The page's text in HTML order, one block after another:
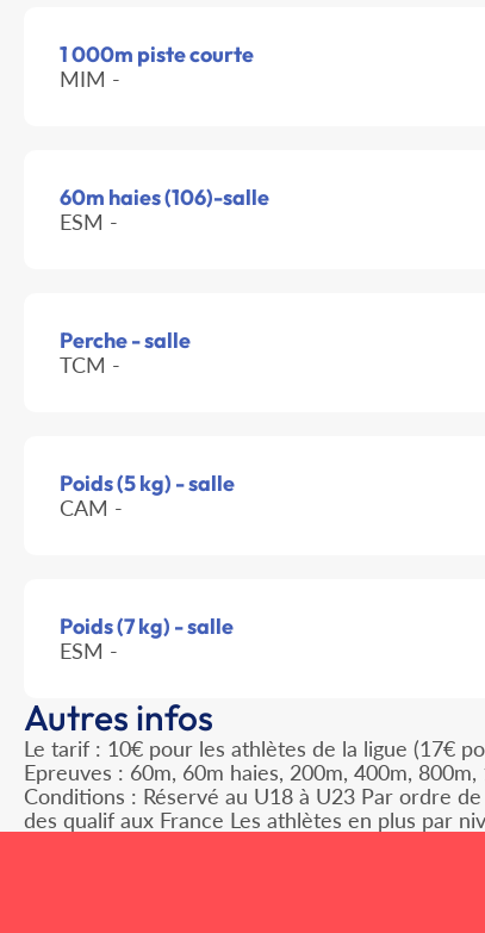
1 000m piste courte
MIM -
60m haies (106)-salle
ESM -
Perche - salle
TCM -
Poids (5 kg) - salle
CAM -
Poids (7 kg) - salle
ESM -
Autres infos
Le tarif : 10€ pour les athlètes de la ligue (17€
Epreuves : 60m, 60m haies, 200m, 400m,
Conditions : Réservé au U18 à U23 Par ordre
des qualif aux France Les athlètes en plus par